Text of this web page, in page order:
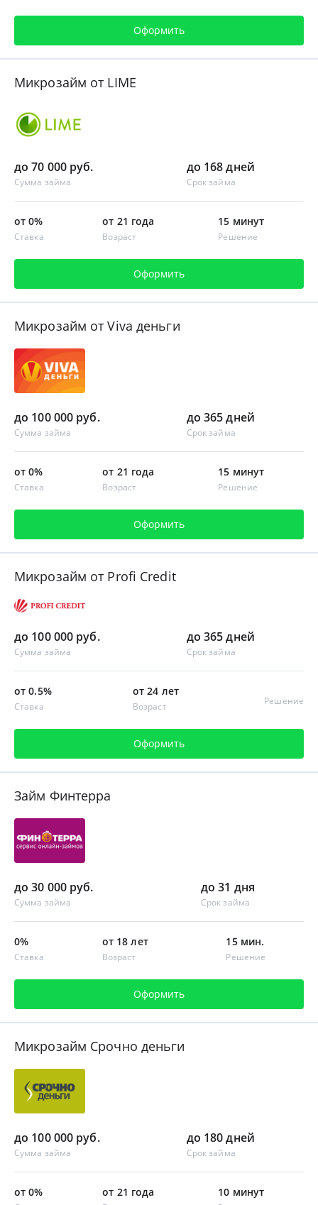
Оформить
Микрозайм от LIME
до 70 000 руб.
Сумма займа
до 168 дней
Срок займа
от 0%
Ставка
от 21 года
Возраст
15 минут
Решение
Оформить
Микрозайм от Viva деньги
до 100 000 руб.
Сумма займа
до 365 дней
Срок займа
от 0%
Ставка
от 21 года
Возраст
15 минут
Решение
Оформить
Микрозайм от Profi Credit
до 100 000 руб.
Сумма займа
до 365 дней
Срок займа
от 0.5%
Ставка
от 24 лет
Возраст Решение
Оформить
Займ Финтерра
до 30 000 руб.
Сумма займа
до 31 дня
Срок займа
0%
Ставка
от 18 лет
Возраст
15 мин.
Решение
Оформить
Микрозайм Срочно деньги
до 100 000 руб.
Сумма займа
до 180 дней
Срок займа
от 0% от 21 года 10 минут